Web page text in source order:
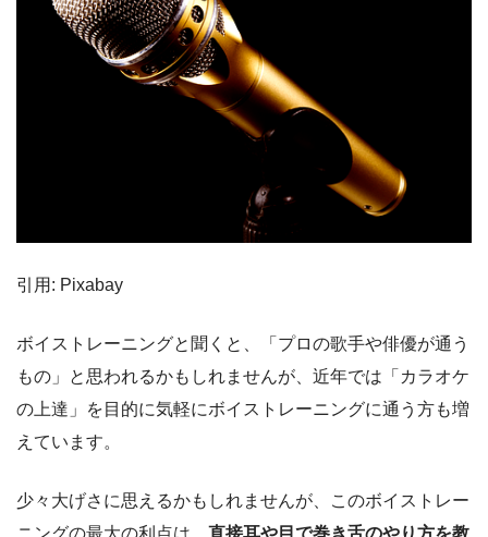
引用: Pixabay
ボイストレーニングと聞くと、「プロの歌手や俳優が通う
もの」と思われるかもしれませんが、近年では「カラオケ
の上達」を目的に気軽にボイストレーニングに通う方も増
えています。
少々大げさに思えるかもしれませんが、このボイストレー
ニングの最大の利点は、 直接耳や目で巻き舌のやり方を教